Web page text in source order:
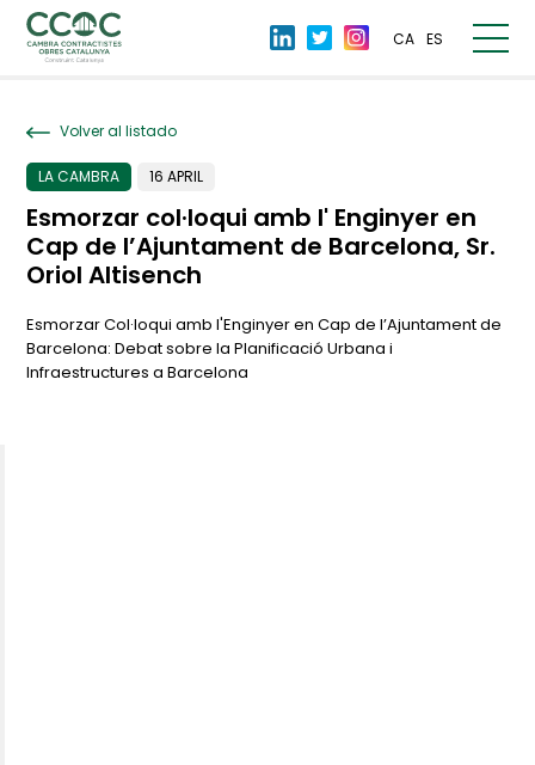
CA ES
Volver al listado
LA CAMBRA 16 APRIL
Esmorzar col·loqui amb l' Enginyer en
Cap de l’Ajuntament de Barcelona, Sr.
Oriol Altisench
Esmorzar Col·loqui amb l'Enginyer en Cap de l’Ajuntament de
Barcelona: Debat sobre la Planificació Urbana i
Infraestructures a Barcelona